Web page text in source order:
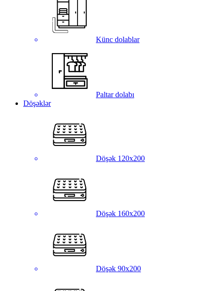
Künc dolablar
Paltar dolabı
Döşəklər
Döşək 120x200
Döşək 160x200
Döşək 90x200